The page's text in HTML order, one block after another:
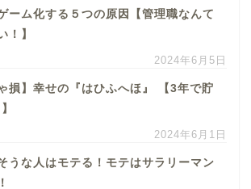
ーム化する５つの原因【管理職なんて
！】
2024年6月5日
損】幸せの『はひふへほ』 【3年で貯
2024年6月1日
うな人はモテる！モテはサラリーマン